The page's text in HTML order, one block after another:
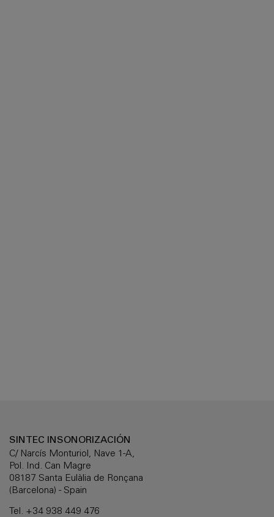
SINTEC INSONORIZACIÓN
C/ Narcís Monturiol, Nave 1-A,
Pol. Ind. Can Magre
08187 Santa Eulàlia de Ronçana
(Barcelona) - Spain
Tel. +34 938 449 476